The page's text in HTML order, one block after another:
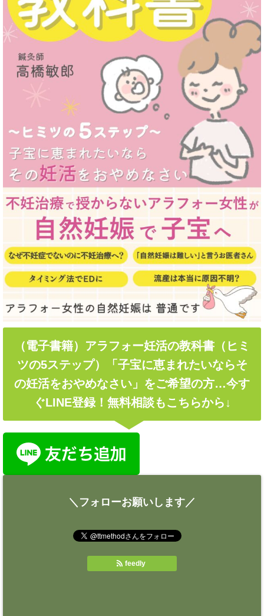
（電子書籍）アラフォー妊活の教科書（ヒミ
ツの5ステップ）「子宝に恵まれたいならそ
の妊活をおやめなさい」をご希望の方…今す
ぐLINE登録！無料相談もこちらから↓
＼フォローお願いします／
feedly